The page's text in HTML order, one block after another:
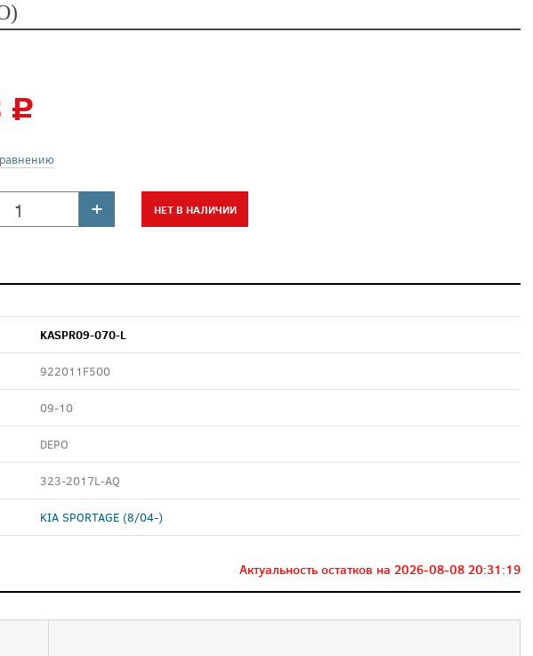
c
+ НЕТ В НАЛИЧИИ
KASPR09-070-L
922011F500
09-10
DEPO
323-2017L-AQ
KIA SPORTAGE (8/04-)
Актуальность остатков на 2026-08-08 20:31:19